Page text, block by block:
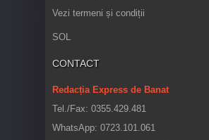
Vezi termeni și condiții
SOL
CONTACT
Redacția Express de Banat
Tel./Fax: 0355.429.481
WhatsApp: 0723.101.061